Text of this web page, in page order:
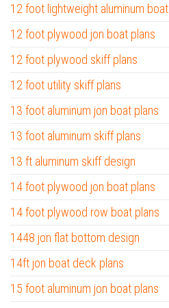
12 foot lightweight aluminum boat
12 foot plywood jon boat plans
12 foot plywood skiff plans
12 foot utility skiff plans
13 foot aluminum jon boat plans
13 foot aluminum skiff plans
13 ft aluminum skiff design
14 foot plywood jon boat plans
14 foot plywood row boat plans
1448 jon flat bottom design
14ft jon boat deck plans
15 foot aluminum jon boat plans